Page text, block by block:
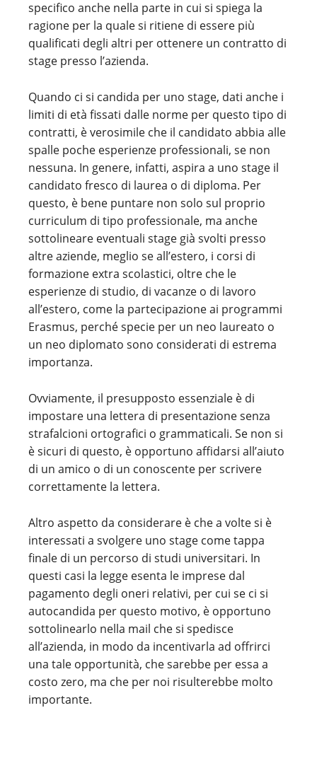
specifico anche nella parte in cui si spiega la
ragione per la quale si ritiene di essere più
qualificati degli altri per ottenere un contratto di
stage presso l’azienda.
Quando ci si candida per uno stage, dati anche i
limiti di età fissati dalle norme per questo tipo di
contratti, è verosimile che il candidato abbia alle
spalle poche esperienze professionali, se non
nessuna. In genere, infatti, aspira a uno stage il
candidato fresco di laurea o di diploma. Per
questo, è bene puntare non solo sul proprio
curriculum di tipo professionale, ma anche
sottolineare eventuali stage già svolti presso
altre aziende, meglio se all’estero, i corsi di
formazione extra scolastici, oltre che le
esperienze di studio, di vacanze o di lavoro
all’estero, come la partecipazione ai programmi
Erasmus, perché specie per un neo laureato o
un neo diplomato sono considerati di estrema
importanza.
Ovviamente, il presupposto essenziale è di
impostare una lettera di presentazione senza
strafalcioni ortografici o grammaticali. Se non si
è sicuri di questo, è opportuno affidarsi all’aiuto
di un amico o di un conoscente per scrivere
correttamente la lettera.
Altro aspetto da considerare è che a volte si è
interessati a svolgere uno stage come tappa
finale di un percorso di studi universitari. In
questi casi la legge esenta le imprese dal
pagamento degli oneri relativi, per cui se ci si
autocandida per questo motivo, è opportuno
sottolinearlo nella mail che si spedisce
all’azienda, in modo da incentivarla ad offrirci
una tale opportunità, che sarebbe per essa a
costo zero, ma che per noi risulterebbe molto
importante.